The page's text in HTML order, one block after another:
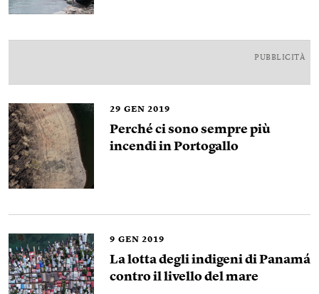
PUBBLICITÀ
29 GEN 2019
Perché ci sono sempre più
incendi in Portogallo
9 GEN 2019
La lotta degli indigeni di Panamá
contro il livello del mare